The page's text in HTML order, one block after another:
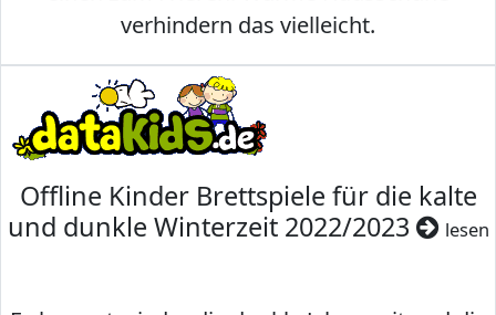
verhindern das vielleicht.
Offline Kinder Brettspiele für die kalte
und dunkle Winterzeit 2022/2023
lesen